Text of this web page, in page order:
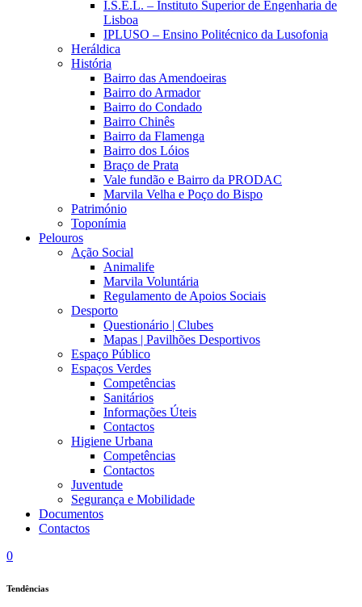
I.S.E.L. – Instituto Superior de Engenharia de
Lisboa
IPLUSO – Ensino Politécnico da Lusofonia
Heráldica
História
Bairro das Amendoeiras
Bairro do Armador
Bairro do Condado
Bairro Chinês
Bairro da Flamenga
Bairro dos Lóios
Braço de Prata
Vale fundão e Bairro da PRODAC
Marvila Velha e Poço do Bispo
Património
Toponímia
Pelouros
Ação Social
Animalife
Marvila Voluntária
Regulamento de Apoios Sociais
Desporto
Questionário | Clubes
Mapas | Pavilhões Desportivos
Espaço Público
Espaços Verdes
Competências
Sanitários
Informações Úteis
Contactos
Higiene Urbana
Competências
Contactos
Juventude
Segurança e Mobilidade
Documentos
Contactos
0
Tendências